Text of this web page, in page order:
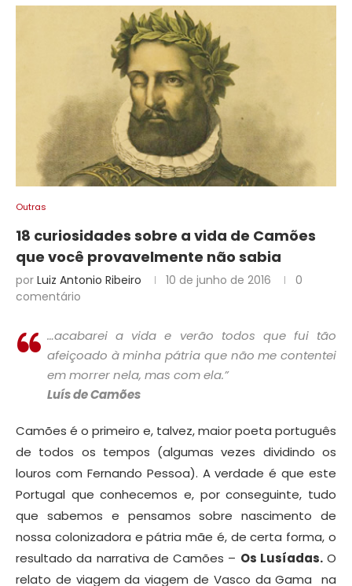
Outras
18 curiosidades sobre a vida de Camões
que você provavelmente não sabia
por Luiz Antonio Ribeiro 10 de junho de 2016
0
comentário
…acabarei a vida e verão todos que fui tão
afeiçoado à minha pátria que não me contentei
em morrer nela, mas com ela.”
Luís de Camões
Camões é o primeiro e, talvez, maior poeta português
de todos os tempos (algumas vezes dividindo os
louros com Fernando Pessoa). A verdade é que este
Portugal que conhecemos e, por conseguinte, tudo
que sabemos e pensamos sobre nascimento de
nossa colonizadora e pátria mãe é, de certa forma, o
resultado da narrativa de Camões – Os Lusíadas.O
relato de viagem da viagem de Vasco da Gama na